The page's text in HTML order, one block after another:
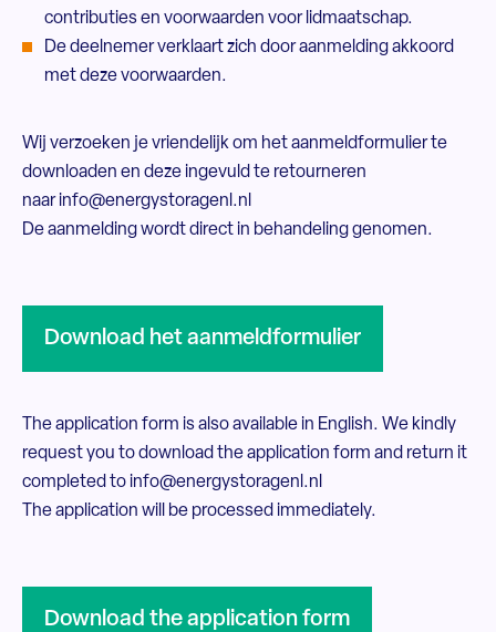
contributies en voorwaarden voor lidmaatschap.
De deelnemer verklaart zich door aanmelding akkoord
met deze voorwaarden.
Wij verzoeken je vriendelijk om hetaanmeldformulierte
downloaden en deze ingevuld te retourneren
naar info@energystoragenl.nl
De aanmelding wordt direct in behandeling genomen.
Download het aanmeldformulier
The application form is also available in English. We kindly
request you to download theapplication form and return it
completed to info@energystoragenl.nl
The application will be processed immediately.
Download the application form